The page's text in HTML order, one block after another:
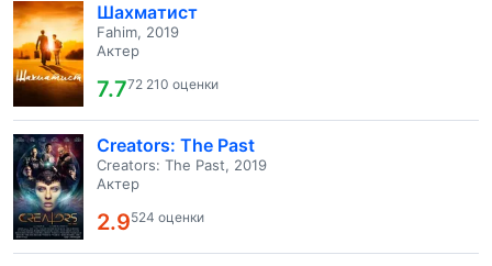
Шахматист
Fahim, 2019
Актер
7.772 210 оценки
Creators: The Past
Creators: The Past, 2019
Актер
2.9524 оценки